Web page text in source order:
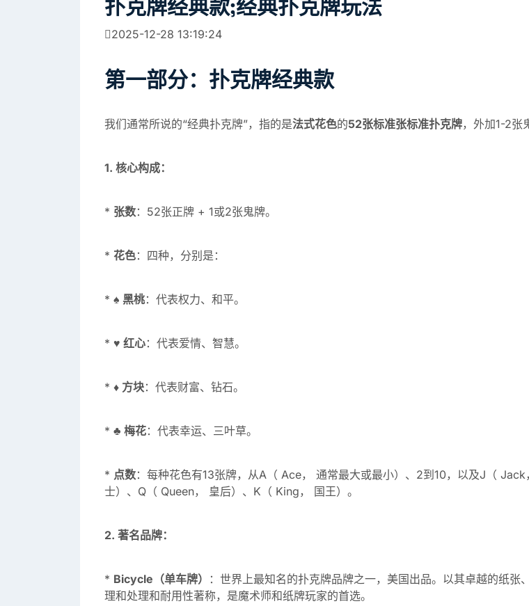
扑克牌经典款;经典扑克牌玩法
2025-12-28 13:19:24
第一部分：扑克牌经典款
我们通常所说的“经典扑克牌”，指的是法式花色的52张标准张标准扑克牌，外加1-2张
1. 核心构成：
* 张数：52张正牌 + 1或2张鬼牌。
* 花色：四种，分别是：
* ♠️ 黑桃：代表权力、和平。
* ♥️ 红心：代表爱情、智慧。
* ♦️ 方块：代表财富、钻石。
* ♣️ 梅花：代表幸运、三叶草。
* 点数：每种花色有13张牌，从A（ Ace， 通常最大或最小）、2到10，以及J（ Jack
士）、Q（ Queen， 皇后）、K（ King， 国王）。
2. 著名品牌：
* Bicycle（单车牌）
：世界上最知名的扑克牌品牌之一，美国出品。以其卓越的纸张
理和处理和耐用性著称，是魔术师和纸牌玩家的首选。